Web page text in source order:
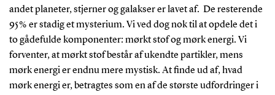
andet planeter, stjerner og galakser er lavet af. De resterende
95 % er stadig et mysterium. Vi ved dog nok til at opdele det i
to gådefulde komponenter: mørkt stof og mørk energi. Vi
forventer, at mørkt stof består af ukendte partikler, mens
mørk energi er endnu mere mystisk. At finde ud af, hvad
mørk energi er, betragtes som en af de største udfordringer i